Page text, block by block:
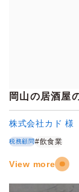
岡山の居酒屋
株式会社カド 様
税務顧問#飲食業
View more